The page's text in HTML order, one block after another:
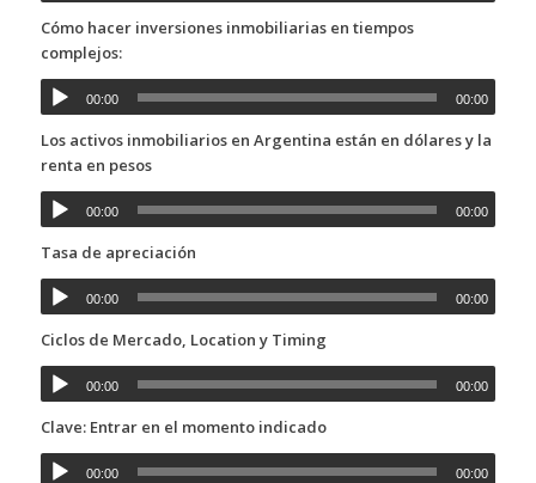
Cómo hacer inversiones inmobiliarias en tiempos
complejos:
00:00 00:00
Los activos inmobiliarios en Argentina están en dólares y la
renta en pesos
00:00 00:00
Tasa de apreciación
00:00 00:00
Ciclos de Mercado, Location y Timing
00:00 00:00
Clave: Entrar en el momento indicado
00:00 00:00